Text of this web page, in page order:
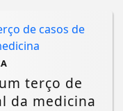
terço de
da medicina